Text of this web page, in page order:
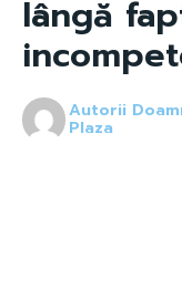
lângă
Autorii
Plaza